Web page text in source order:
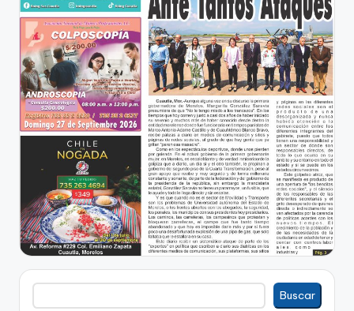
Buscar
Buscar